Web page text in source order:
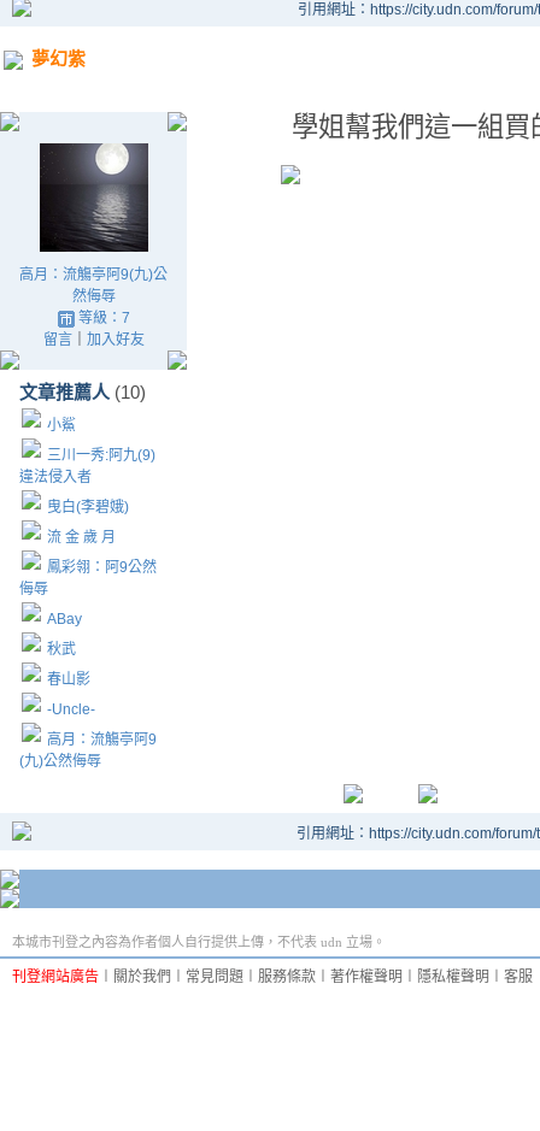
引用網址：https://city.udn.com/
夢幻紫
高月：流觴亭阿9(九)公
然侮辱
等級：7
留言｜ 加入好友
文章推薦人 (10)
小鯊
三川一秀:阿九(9)
違法侵入者
曳白(李碧娥)
流 金 歲 月
鳳彩翎：阿9公然
侮辱
ABay
秋武
春山影
-Uncle-
高月：流觴亭阿9
(九)公然侮辱
學姐幫我們這一組買
引用網址：https://city.udn.com/
本城市刊登之內容為作者個人自行提供上傳，不代表 udn 立場。
刊登網站廣告 關於我們 常見問題 服務條款 著作權聲明 隱私權聲明 客服